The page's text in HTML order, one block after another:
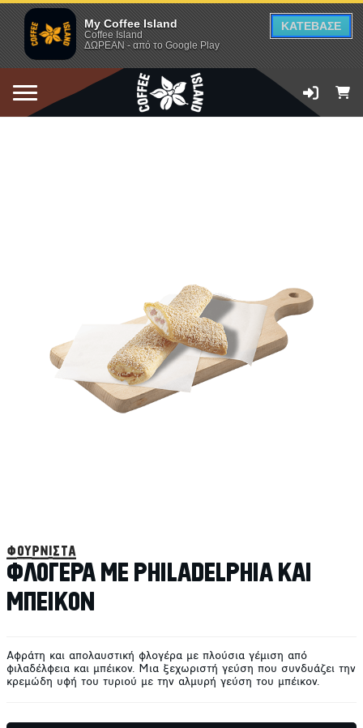
My Coffee Island
Coffee Island
ΔΩΡΕΑΝ - από το Google Play
ΚΑΤΕΒΑΣΕ
φουρνιστά
ΦΛΟΓΕΡΑ ΜΕ PHILADELPHIA ΚΑΙ
ΜΠΕΙΚΟΝ
Αφράτη και απολαυστική φλογέρα με πλούσια γέμιση από
φιλαδέλφεια και μπέικον. Μια ξεχωριστή γεύση που συνδυάζει την
κρεμώδη υφή του τυριού με την αλμυρή γεύση του μπέικον.